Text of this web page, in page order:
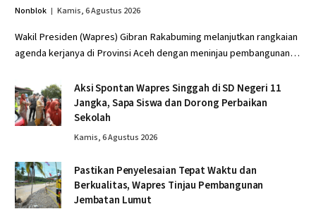
Nonblok Kamis, 6 Agustus 2026
Wakil Presiden (Wapres) Gibran Rakabuming melanjutkan rangkaian
agenda kerjanya di Provinsi Aceh dengan meninjau pembangunan…
Aksi Spontan Wapres Singgah di SD Negeri 11
Jangka, Sapa Siswa dan Dorong Perbaikan
Sekolah
Kamis, 6 Agustus 2026
Pastikan Penyelesaian Tepat Waktu dan
Berkualitas, Wapres Tinjau Pembangunan
Jembatan Lumut